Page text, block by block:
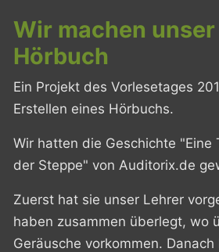
Wir machen
Hörbuch
Ein Projekt des Vorlesetages
Erstellen eines Hörbuchs.
Wir hatten die Geschichte "Eine
der Steppe" von Auditorix.de
Zuerst hat sie unser Lehrer
haben zusammen überlegt, wo
Geräusche vorkommen.